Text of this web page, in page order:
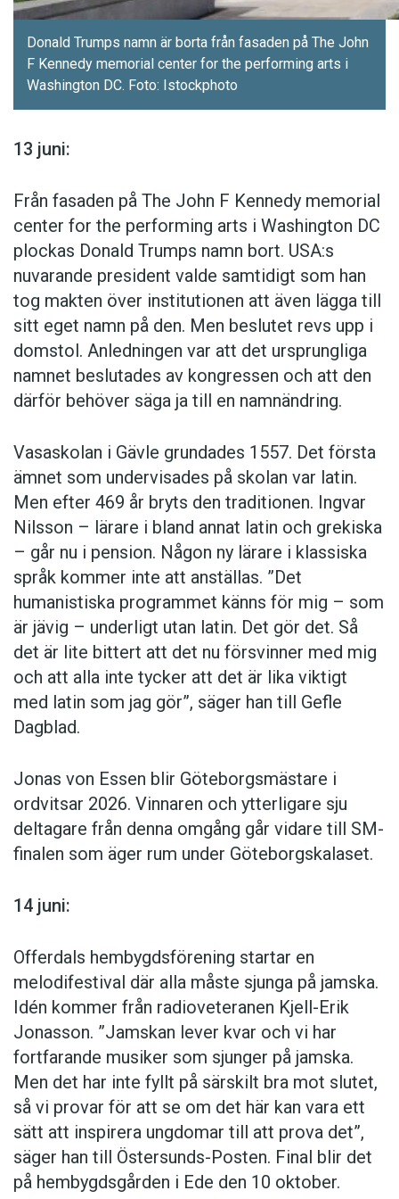
Esperanto är världens mest utbredda konstruerade
och lingvisten Ludwig Zamenhof. I dag talas
esperanto av cirka två miljoner människor världen
över. Några tusen har till och med esperanto som
modersmål.
Klingon och na’vi
Klingon skapades av Marc Okrand för Star Trek i
början av 1980-talet. Det är ett av de mest
framgångsrika konstruerade språken. Klingon har
sitt eget institut, årliga kongresser, poesitävlingar
och språkkurser. På grund av språkets
grammatiska svårigheter och komplicerade uttal
kan bara några hundra personer läsa och skriva
språket. Bara dussinet kan tala det flytande.
Camerons film Avatar, som hade premiär 2009.
Frommer har sedan filmen kom ut fortsatt att bygga
ut språkets vokabulär. Det finns i dag både
språkkurser och lexikon för na’vi.
Gissa språket!
Har du koll på konstgjorda språk? Testa om du kan
para ihop rätt text med rätt språk!
1) Ai! laurië lantar lassi súrinen, yéni únótimë ve
rámar aldaron! ’Ack! Gyllene faller löven i vinden. Är
2) Ash nazg durbatulûk, ash nazg gimbatul, ash
nazg thrakatulûk agh burzum-ishi krimpatul ’En ring
att sämja dem, en ring att främja dem, en ring att
djupt i mörkrets vida riken tämja dem’
3) bortaS bIr jablu’DI’ reH QaQqu’ nay’ ’Hämnd är en
4) Doms binoms gletik ’Husen är stora’
5) Gerpe valot tepan ’Jag ger mannen frukt’
6) Hash yer dothrae chek asshekh? ’Mår du bra i
dag?’
7) I amar prestar aen, han mathon ne nen, han
mathon ne chae a han noston ned ’wilith ’Världen
har förändrats. Jag känner det i vattnet. Jag känner
det i jorden. Jag förnimmer det i luften.’
populärkulturen. Fans tittar inte bara på en film
eller ett tv-program – de går på konferenser
och skriver egna berättelser som utspelar sig i
samma fiktiva världar. De skulle inte acceptera
något som inte verkade realistiskt.
fantasivärld, men alla detaljer är realistiska –
från kläder och landskap till språk.
Varken David J. Peterson, David Salo eller Arika
Okrent tror att språkskapande som hobby
någonsin kommer att bli något för de breda
massorna. Men de ser med intresse en
utveckling mot något som börjar likna en ny
konstform.
– Att bygga språk ger en konstnärlig
tillfredsställelse som man inte får någon
annanstans. Vissa vill uppfinna en fantasivärld,
andra är mer intresserade av lingvistiska
teorier. Det ger dem en möjlighet att uttrycka
sin egen känsla av symmetri och mening, säger
David Salo.
Och som andra etablerade konstformer skulle
språkkonstruktion i framtiden kunna ha en egen
standard för kvalitet och konstnärligt uttryck,
tror Arika Okrent. Kanske till och med egna
– De konstruerade språkens historia har
handlat om att hitta den perfekta lösningen.
Men i slutändan är det inte perfektion vi vill ha.
* ”En skråma, månen i mitt liv”. Sagt av Khal
Drogo i avsnitt åtta, första säsongen av Game
of thrones.
Olika typer av konstruerade språk
Det finns många undergrupper till de konstruerade
språken.
Auxlangseller auxillary languages, ’hjälpspråk’, har
som syfte att underlätta kommunikation mellan
Donald Trumps namn är borta från fasaden på The John
F Kennedy memorial center for the performing arts i
Washington DC. Foto: Istockphoto
13 juni:
Från fasaden på The John F Kennedy memorial
center for the performing arts i Washington DC
plockas Donald Trumps namn bort. USA:s
nuvarande president valde samtidigt som han
tog makten över institutionen att även lägga till
sitt eget namn på den. Men beslutet revs upp i
domstol. Anledningen var att det ursprungliga
namnet beslutades av kongressen och att den
därför behöver säga ja till en namnändring.
Vasaskolan i Gävle grundades 1557. Det första
ämnet som undervisades på skolan var latin.
Men efter 469 år bryts den traditionen. Ingvar
Nilsson – lärare i bland annat latin och grekiska
– går nu i pension. Någon ny lärare i klassiska
språk kommer inte att anställas. ”Det
humanistiska programmet känns för mig – som
är jävig – underligt utan latin. Det gör det. Så
det är lite bittert att det nu försvinner med mig
och att alla inte tycker att det är lika viktigt
med latin som jag gör”, säger han till Gefle
Dagblad.
Jonas von Essen blir Göteborgsmästare i
ordvitsar 2026. Vinnaren och ytterligare sju
deltagare från denna omgång går vidare till SM-
finalen som äger rum under Göteborgskalaset.
14 juni:
Offerdals hembygdsförening startar en
melodifestival där alla måste sjunga på jamska.
Idén kommer från radioveteranen Kjell-Erik
Jonasson. ”Jamskan lever kvar och vi har
fortfarande musiker som sjunger på jamska.
Men det har inte fyllt på särskilt bra mot slutet,
så vi provar för att se om det här kan vara ett
sätt att inspirera ungdomar till att prova det”,
säger han till Östersunds-Posten. Final blir det
på hembygdsgården i Ede den 10 oktober.